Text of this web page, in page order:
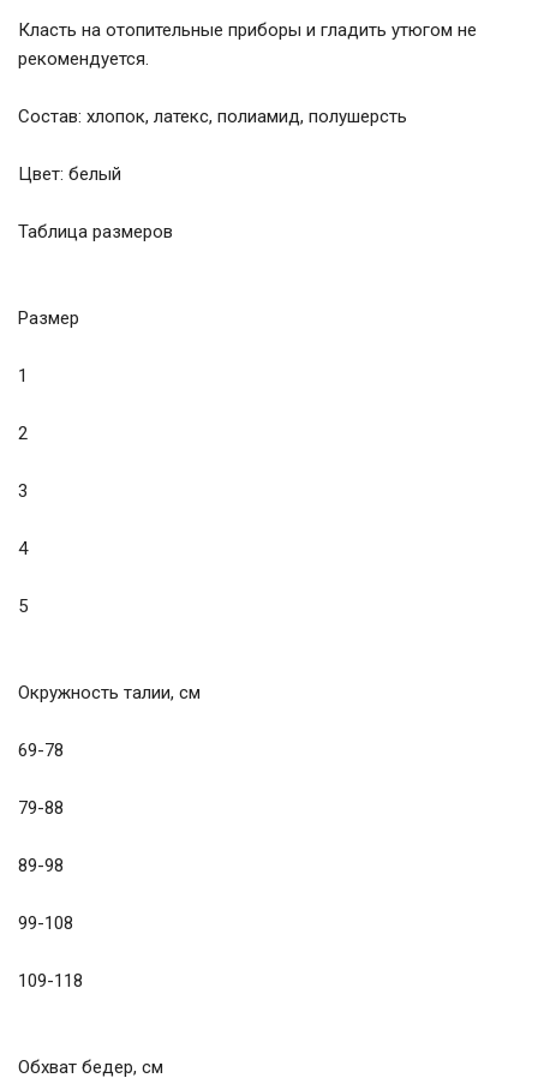
Класть на отопительные приборы и гладить утюгом не
рекомендуется.
Состав: хлопок, латекс, полиамид, полушерсть
Цвет: белый
Таблица размеров
Размер
1
2
3
4
5
Окружность талии, см
69-78
79-88
89-98
99-108
109-118
Обхват бедер, см